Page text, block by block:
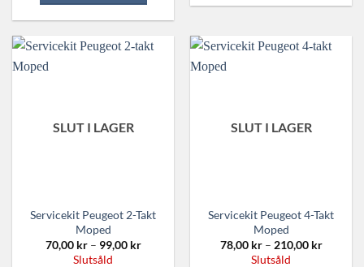
SLUT I LAGER
Servicekit Peugeot 2-Takt
Moped
70,00 kr – 99,00 krPrisintervall:
Slutsåld
SLUT I LAGER
Servicekit Peugeot 4-Takt
Moped
78,00 kr – 210,00 kr
Slutsåld